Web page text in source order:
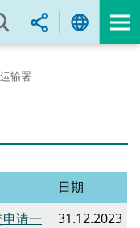
运输署
日期
申请一
31.12.2023